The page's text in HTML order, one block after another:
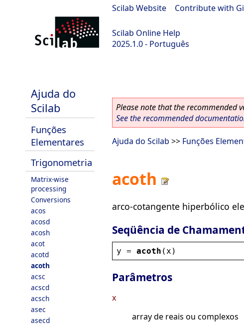
Scilab Website Contribute with
Scilab Online Help
2025.1.0 - Português
Ajuda do
Scilab
Funções
Elementares
Trigonometria
Matrix-wise
processing
Conversions
acos
acosd
acosh
acot
acotd
acoth
acsc
acscd
acsch
asec
asecd
Please note that the recommended
See the recommended
Ajuda do Scilab >> Funções
acoth
arco-cotangente hiperbólico
Seqüência de
y = acoth ( x )
Parâmetros
x
array de reais ou complexos